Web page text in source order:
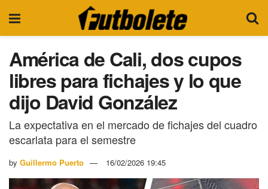
América de Cali, dos cupos
libres para fichajes y lo que
dijo David González
La expectativa en el mercado de fichajes del cuadro
escarlata para el semestre
by Guillermo Puerto 16/02/2026 19:45